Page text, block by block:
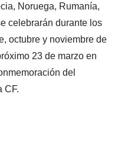
Noruega, Rumanía,
celebrarán durante los
octubre y noviembre de
23 de marzo en
del
CF.